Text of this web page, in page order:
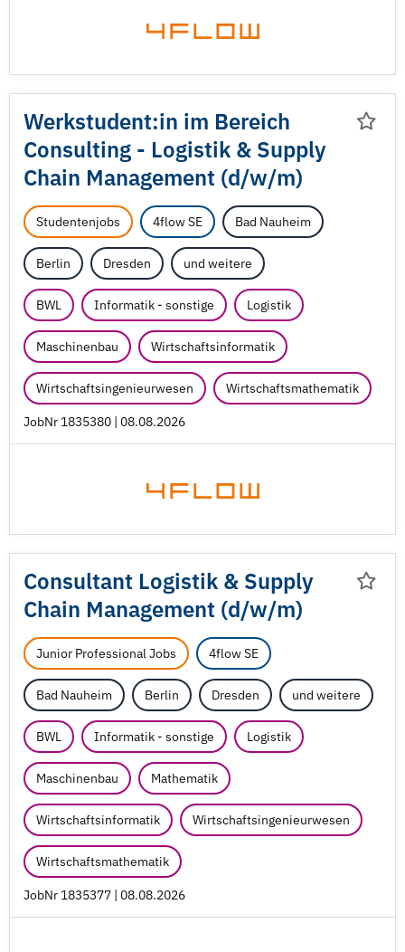
Werkstudent:in im Bereich
Consulting - Logistik & Supply
Chain Management (d/w/m)
Studentenjobs 4flow SE Bad Nauheim
Berlin Dresden und weitere
BWL Informatik - sonstige Logistik
Maschinenbau Wirtschaftsinformatik
Wirtschaftsingenieurwesen Wirtschaftsmathematik
JobNr 1835380 | 08.08.2026
Consultant Logistik & Supply
Chain Management (d/w/m)
Junior Professional Jobs 4flow SE
Bad Nauheim Berlin Dresden und weitere
BWL Informatik - sonstige Logistik
Maschinenbau Mathematik
Wirtschaftsinformatik Wirtschaftsingenieurwesen
Wirtschaftsmathematik
JobNr 1835377 | 08.08.2026